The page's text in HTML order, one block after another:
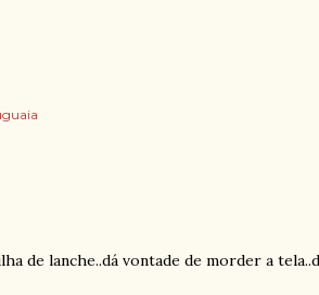
de lanche..dá vontade de morder a